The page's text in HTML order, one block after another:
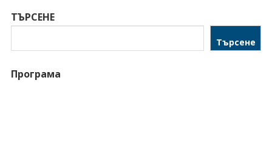
ТЪРСЕНЕ
Търсене
Програма